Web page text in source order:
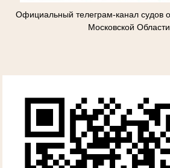
Официальный телеграм-канал судов
Московской Области